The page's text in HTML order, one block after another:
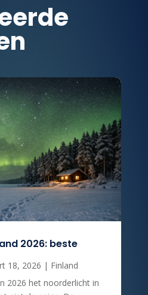
2026: beste
18, 2026 | Finland
2026 het noorderlicht in